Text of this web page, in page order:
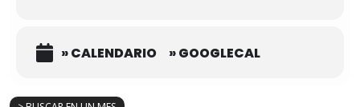
» CALENDARIO » GOOGLECAL